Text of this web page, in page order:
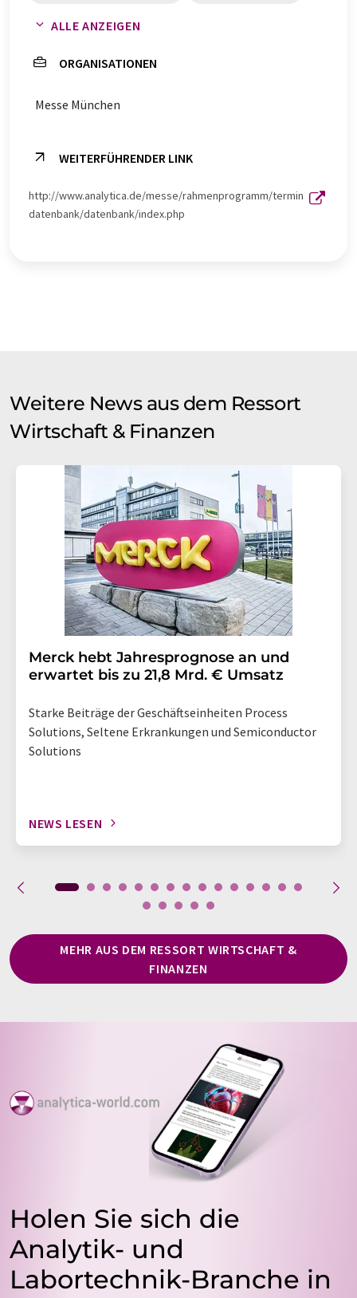
Diagnostik Bioanalytik
Thermoanalyse
ALLE ANZEIGEN
ORGANISATIONEN
Messe München
WEITERFÜHRENDER LINK
http://www.analytica.de/messe/rahmenprogramm/termin
datenbank/datenbank/index.php
Weitere News aus dem Ressort
Wirtschaft & Finanzen
Merck hebt Jahresprognose an und
erwartet bis zu 21,8 Mrd. € Umsatz
Starke Beiträge der Geschäftseinheiten Process
Solutions, Seltene Erkrankungen und Semiconductor
Solutions
NEWS LESEN
MEHR AUS DEM RESSORT WIRTSCHAFT &
FINANZEN
Holen Sie sich die
Analytik- und
Labortechnik-Branche in